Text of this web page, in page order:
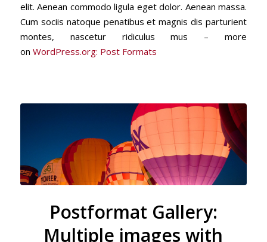
elit. Aenean commodo ligula eget dolor. Aenean massa.
Cum sociis natoque penatibus et magnis dis parturient
montes, nascetur ridiculus mus – more
on WordPress.org: Post Formats
Postformat Gallery:
Multiple images with